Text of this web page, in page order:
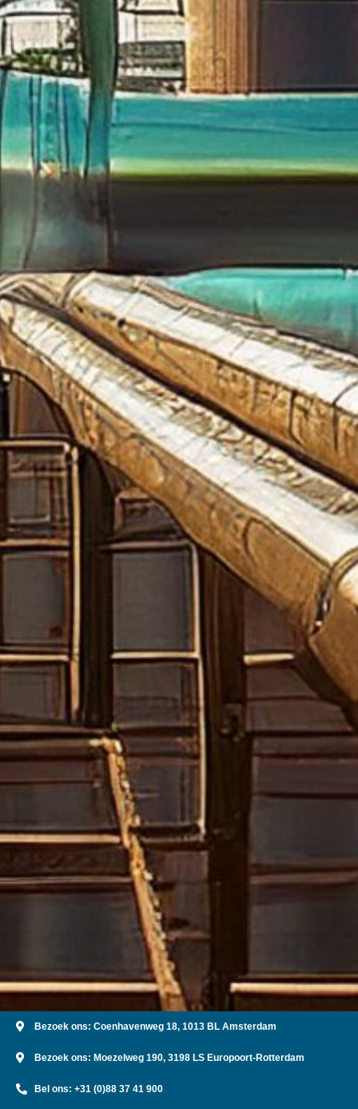
Bezoek ons: Coenhavenweg 18, 1013 BL Amsterdam
Bezoek ons: Moezelweg 190, 3198 LS Europoort-Rotterdam
Bel ons: +31 (0)88 37 41 900